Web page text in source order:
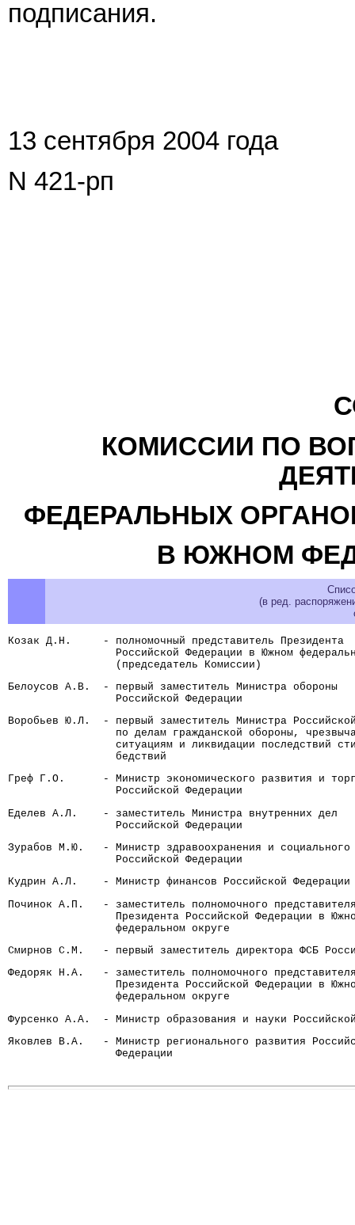
подписания.
13 сентября 2004 года
N 421-рп
КОМИССИИ ПО
ФЕДЕРАЛЬНЫХ
В ЮЖНОМ
(в ред.
Козак Д.Н.     - полномочный представитель Президента
Российской Федерации в Южном
                 (председатель Комиссии)
Белоусов А.В.  - первый заместитель Министра обороны
                 Российской Федерации
Воробьев Ю.Л.  - первый заместитель Министра
по делам гражданской обороны,
ситуациям и ликвидации последствий
                 бедствий
Греф Г.О.      - Министр экономического развития и
                 Российской Федерации
Еделев А.Л.    - заместитель Министра внутренних дел
                 Российской Федерации
Зурабов М.Ю.   - Министр здравоохранения и социального
                 Российской Федерации
Кудрин А.Л.    - Министр финансов Российской Федерации
Починок А.П.   - заместитель полномочного
Президента Российской Федерации в
                 федеральном округе
Смирнов С.М.   - первый заместитель директора ФСБ
Федоряк Н.А.   - заместитель полномочного
Президента Российской Федерации в
                 федеральном округе
Фурсенко А.А.  - Министр образования и науки
Яковлев В.А.   - Министр регионального развития
                 Федерации